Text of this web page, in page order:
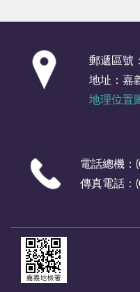
郵遞區號
地址：嘉
地理位置
電話總機：
傳真電話：